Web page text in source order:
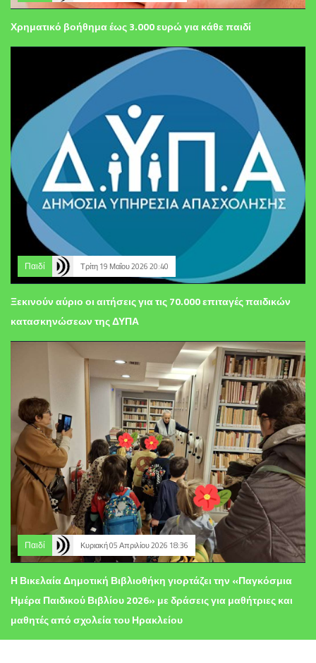
Χρηματικό βοήθημα έως 3.000 ευρώ για κάθε παιδί
Παιδί Τρίτη 19 Μαΐου 2026 20:40
Ξεκινούν αύριο οι αιτήσεις για τις 70.000 επιταγές παιδικών
κατασκηνώσεων της ΔΥΠΑ
Παιδί Κυριακή 05 Απριλίου 2026 18:36
Η Βικελαία Δημοτική Βιβλιοθήκη γιορτάζει την «Παγκόσμια
Ημέρα Παιδικού Βιβλίου 2026» με δράσεις για μαθήτριες και
μαθητές από σχολεία του Ηρακλείου